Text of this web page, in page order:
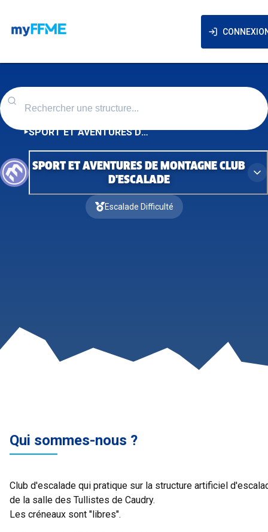
SPORT ET AVENTURES DE MONTAGNE CLUB D'ESCALADE
SPORT ET AVENTURES DE MONTAGNE CLUB
D'ESCALADE
Escalade Difficulté
Qui sommes-nous ?
Club d'escalade qui pratique sur la structure artificiel
de la salle des Tullistes de Caudry.
Les créneaux sont "libres".